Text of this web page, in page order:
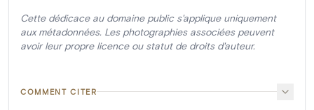
Cette dédicace au domaine public s'applique uniquement
aux métadonnées. Les photographies associées peuvent
avoir leur propre licence ou statut de droits d'auteur.
COMMENT CITER